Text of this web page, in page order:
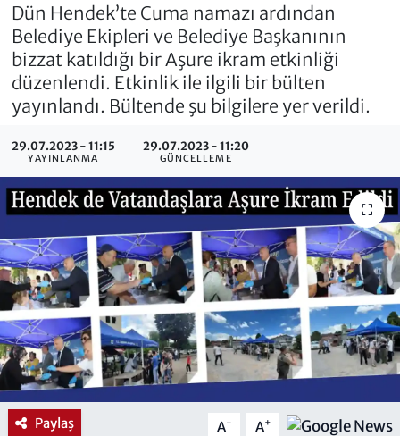
Dün Hendek’te Cuma namazı ardından
Belediye Ekipleri ve Belediye Başkanının
bizzat katıldığı bir Aşure ikram etkinliği
düzenlendi. Etkinlik ile ilgili bir bülten
yayınlandı. Bültende şu bilgilere yer verildi.
29.07.2023 - 11:15
YAYINLANMA
29.07.2023 - 11:20
GÜNCELLEME
Paylaş A- A+
Vefat Edenler
Hendek Haber Reklam Servisi
Künye
İletişim
Son Dakika Haberleri
Haber Arşivi